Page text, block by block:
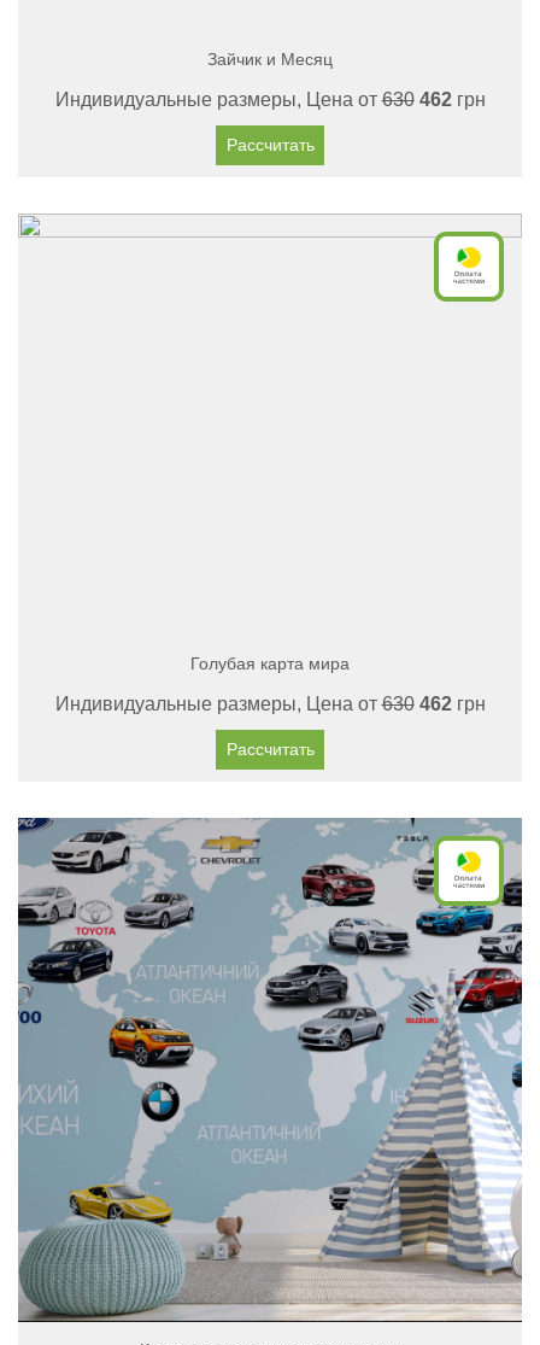
Зайчик и Месяц
Индивидуальные размеры, Цена от630 462грн
Рассчитать
Голубая карта мира
Индивидуальные размеры, Цена от630 462грн
Рассчитать